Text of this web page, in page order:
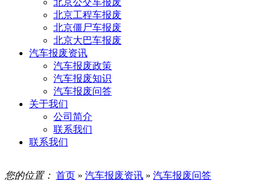
北京公交车报废
北京工程车报废
北京僵尸车报废
北京大巴车报废
汽车报废资讯
汽车报废政策
汽车报废知识
汽车报废问答
关于我们
公司简介
联系我们
联系我们
您的位置： 首页 » 汽车报废资讯 » 汽车报废问答